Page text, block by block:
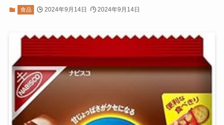
食品 2024年9月14日 2024年9月14日